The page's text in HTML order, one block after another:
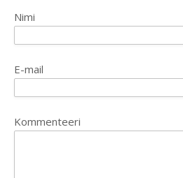
Nimi
E-mail
Kommenteeri